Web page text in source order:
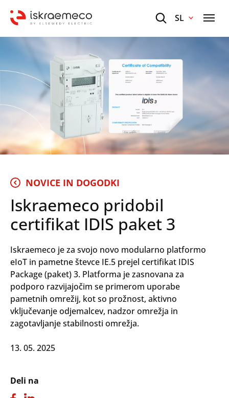
SL
NOVICE IN DOGODKI
Iskraemeco pridobil
certifikat IDIS paket 3
Iskraemeco je za svojo novo modularno platformo
eIoT in pametne števce IE.5 prejel certifikat IDIS
Package (paket) 3. Platforma je zasnovana za
podporo razvijajočim se primerom uporabe
pametnih omrežij, kot so prožnost, aktivno
vključevanje odjemalcev, nadzor omrežja in
zagotavljanje stabilnosti omrežja.
13. 05. 2025
Deli na